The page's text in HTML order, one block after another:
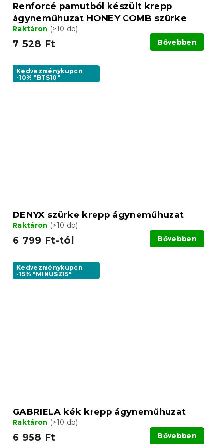
Renforcé pamutból készült krepp
ágyneműhuzat HONEY COMB szürke
Raktáron (>10 db)
7 528 Ft Bővebben
Kedvezménykupon
-10% "BTS10"
DENYX szürke krepp ágyneműhuzat
Raktáron (>10 db)
6 799 Ft-tól Bővebben
Kedvezménykupon
-15% "MINUSZ15"
GABRIELA kék krepp ágyneműhuzat
Raktáron (>10 db)
6 958 Ft Bővebben